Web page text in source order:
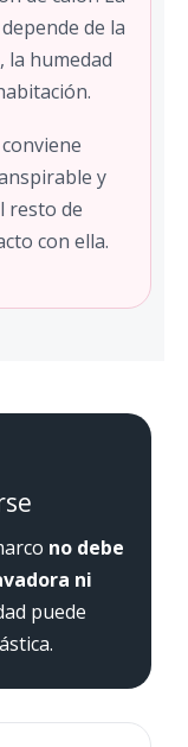
de la
la humedad
y
resto de
con ella.
no debe
ni
puede